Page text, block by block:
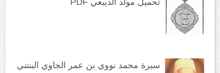
سيرة محمد نووي بن عمر الجاوي البنتني